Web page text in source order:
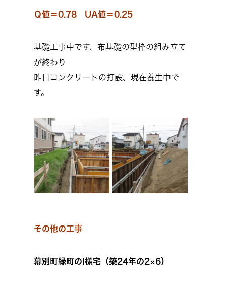
Ｑ値＝0.78 UA値＝0.25
基礎工事中です、布基礎の型枠の組み立て
が終わり
昨日コンクリートの打設、現在養生中で
す。
その他の工事
幕別町緑町のI様宅（築24年の2×6）